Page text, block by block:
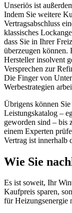
Unseriös ist
Indem Sie weitere
Vertragsabschluss
klassisches
dass Sie in Ihrer
überzeugen können.
Hersteller insolvent
Versprechen zur
Die Finger von
Werbestrategien
Übrigens können
Leistungskatalog –
geworden sind – bis
einem Experten
Vertrag ist innerhalb
Wie Sie
Es ist soweit, Ihr
Kaufpreis sparen,
für Heizungsenergie